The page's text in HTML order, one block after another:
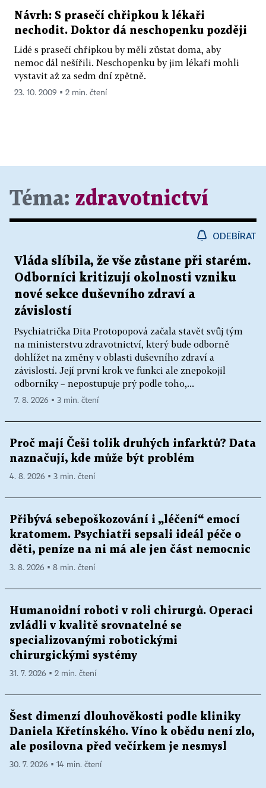
Návrh: S prasečí chřipkou k lékaři
nechodit. Doktor dá neschopenku později
Lidé s prasečí chřipkou by měli zůstat doma, aby
nemoc dál nešířili. Neschopenku by jim lékaři mohli
vystavit až za sedm dní zpětně.
23. 10. 2009 ▪ 2 min. čtení
Téma: zdravotnictví
ODEBÍRAT
Vláda slíbila, že vše zůstane při starém.
Odborníci kritizují okolnosti vzniku
nové sekce duševního zdraví a
závislostí
Psychiatrička Dita Protopopová začala stavět svůj tým
na ministerstvu zdravotnictví, který bude odborně
dohlížet na změny v oblasti duševního zdraví a
závislostí. Její první krok ve funkci ale znepokojil
odborníky – nepostupuje prý podle toho,...
7. 8. 2026 ▪ 3 min. čtení
Proč mají Češi tolik druhých infarktů? Data
naznačují, kde může být problém
4. 8. 2026 ▪ 3 min. čtení
Přibývá sebepoškozování i „léčení“ emocí
kratomem. Psychiatři sepsali ideál péče o
děti, peníze na ni má ale jen část nemocnic
3. 8. 2026 ▪ 8 min. čtení
Humanoidní roboti v roli chirurgů. Operaci
zvládli v kvalitě srovnatelné se
specializovanými robotickými
chirurgickými systémy
31. 7. 2026 ▪ 2 min. čtení
Šest dimenzí dlouhověkosti podle kliniky
Daniela Křetínského. Víno k obědu není zlo,
ale posilovna před večírkem je nesmysl
30. 7. 2026 ▪ 14 min. čtení